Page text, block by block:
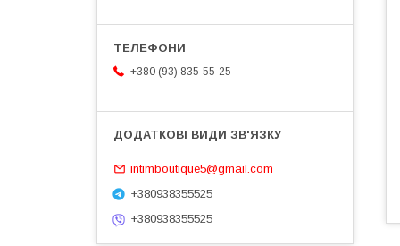
+380 (93) 835-55-25
intimboutique5@gmail.com
+380938355525
+380938355525